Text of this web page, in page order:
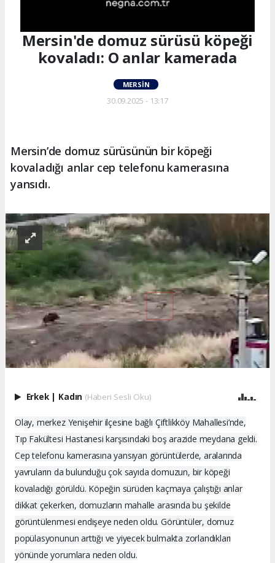
Mersin'de domuz sürüsü köpeği
kovaladı: O anlar kamerada
MERSIN
30.09.2025 - 13:17
Mersin’de domuz sürüsünün bir köpeği
kovaladığı anlar cep telefonu kamerasına
yansıdı.
Erkek Kadın (Haberi Sesli Oku)
Olay, merkez Yenişehir ilçesine bağlı Çiftlikköy Mahallesi’nde,
Tıp Fakültesi Hastanesi karşısındaki boş arazide meydana geldi.
Cep telefonu kamerasına yansıyan görüntülerde, aralarında
yavruların da bulunduğu çok sayıda domuzun, bir köpeği
kovaladığı görüldü. Köpeğin sürüden kaçmaya çalıştığı anlar
dikkat çekerken, domuzların mahalle arasında bu şekilde
görüntülenmesi endişeye neden oldu. Görüntüler, domuz
popülasyonunun arttığı ve yiyecek bulmakta zorlandıkları
yönünde yorumlara neden oldu.